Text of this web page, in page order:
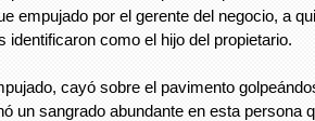
empujado por el gerente del negocio, a
identificaron como el hijo del propietario.
cayó sobre el pavimento
un sangrado abundante en esta persona